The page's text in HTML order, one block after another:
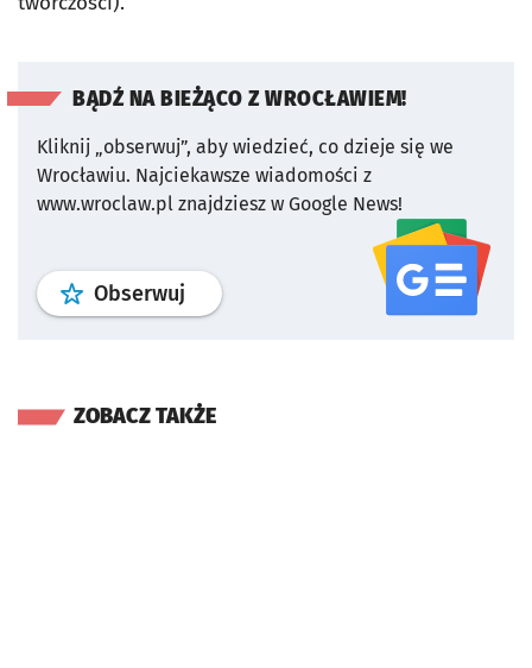
BĄDŹ NA BIEŻĄCO Z WROCŁAWIEM!
Kliknij „obserwuj”, aby wiedzieć, co dzieje się we
Wrocławiu. Najciekawsze wiadomości z
www.wroclaw.pl znajdziesz w Google News!
Obserwuj profil serwisu
ZOBACZ TAKŻE